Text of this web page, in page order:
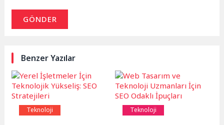
GÖNDER
Benzer Yazılar
Teknoloji Teknoloji